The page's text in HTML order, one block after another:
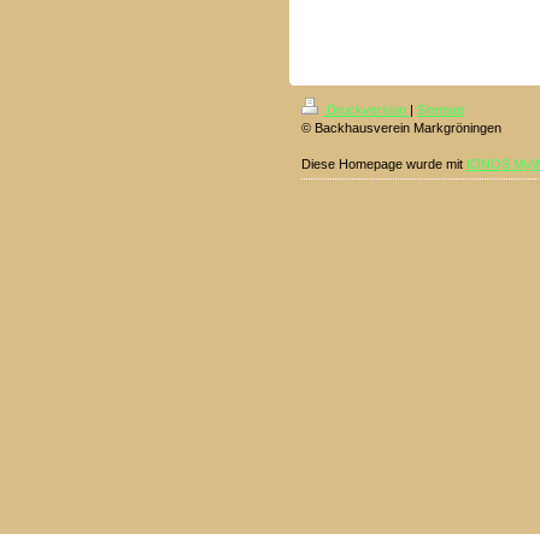
Druckversion | Sitemap
© Backhausverein Markgröningen
Diese Homepage wurde mit IONOS